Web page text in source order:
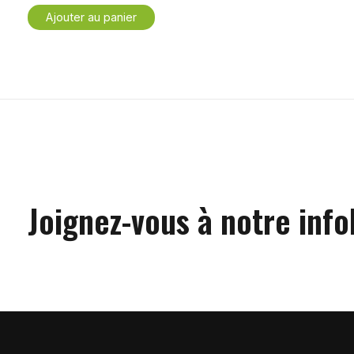
Ajouter au panier
Joignez-vous à notre